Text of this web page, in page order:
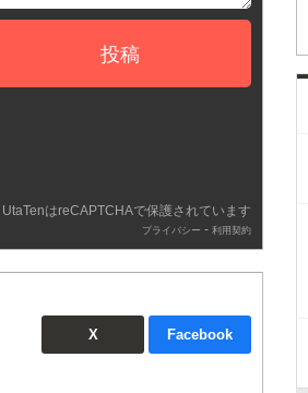
投稿
UtaTenはreCAPTCHAで保護されています
プライバシー - 利用契約
X Facebook